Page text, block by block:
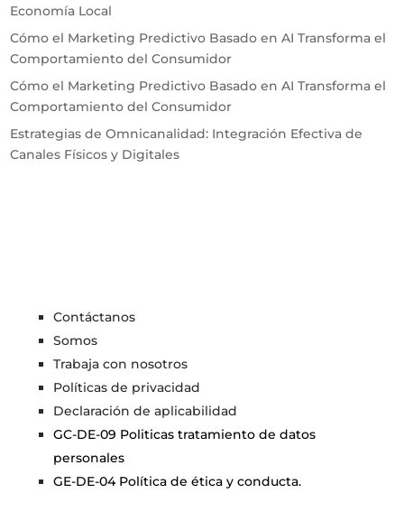
Economía Local
Cómo el Marketing Predictivo Basado en AI Transforma el
Comportamiento del Consumidor
Cómo el Marketing Predictivo Basado en AI Transforma el
Comportamiento del Consumidor
Estrategias de Omnicanalidad: Integración Efectiva de
Canales Físicos y Digitales
Contáctanos
Somos
Trabaja con nosotros
Políticas de privacidad
Declaración de aplicabilidad
GC-DE-09 Politicas tratamiento de datos
personales
GE-DE-04 Política de ética y conducta.